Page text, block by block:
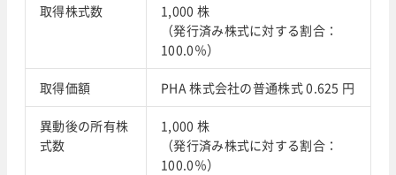
取得株式数
1,000 株
（発行済み株式に対する割合：
100.0％）
取得価額 PHA 株式会社の普通株式 0.625 円
異動後の所有株
式数
1,000 株
（発行済み株式に対する割合：
100.0％）